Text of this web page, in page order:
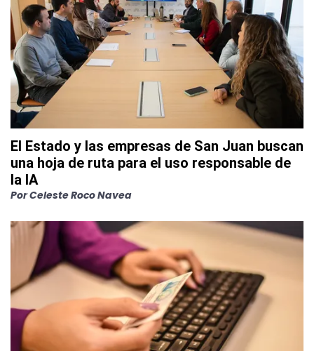
El Estado y las empresas de San Juan buscan
una hoja de ruta para el uso responsable de
la IA
PorCeleste Roco Navea